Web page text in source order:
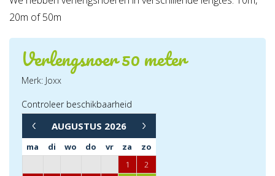
20m of 50m
Verlengsnoer 50 meter
Merk: Joxx
Controleer beschikbaarheid
AUGUSTUS 2026
ma di wo do vr za
zo
1
2